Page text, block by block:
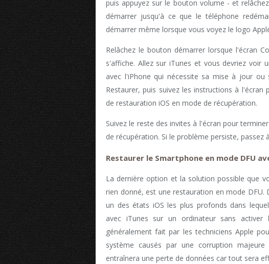
puis appuyez sur le bouton volume - et
démarrer jusqu'à ce que le téléphone
démarrer même lorsque vous voyez le logo
Relâchez le bouton démarrer lorsque l'écran
s'affiche. Allez sur iTunes et vous devriez voir
avec l'iPhone qui nécessite sa mise à jour ou
Restaurer, puis suivez les instructions à
de restauration iOS en mode de récupération.
Suivez le reste des invites à l'écran pour
de récupération. Si le problème persiste, passez
Restaurer le Smartphone en mode DFU
La dernière option et la solution possible que
rien donné, est une restauration en mode DFU.
un des états iOS les plus profonds dans
avec iTunes sur un ordinateur sans activer
généralement fait par les techniciens Apple
système causés par une corruption
entraînera une perte de données car tout sera